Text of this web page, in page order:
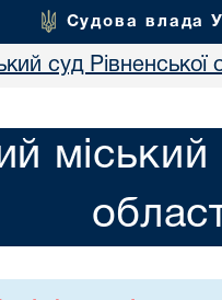
Судова влада
суд Рівненської
міський